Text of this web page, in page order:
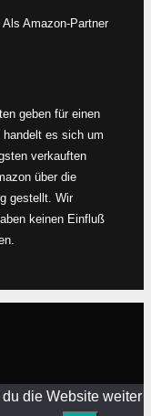
Amazon-Partner
geben für einen
es sich um
verkauften
über die
gestellt. Wir
keinen Einfluß
die Website weiter